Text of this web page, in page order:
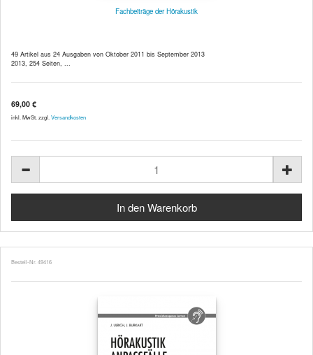
Fachbeiträge der Hörakustik
49 Artikel aus 24 Ausgaben von Oktober 2011 bis September 2013
2013, 254 Seiten, ...
69,00 €
inkl. MwSt. zzgl. Versandkosten
Bestell-Nr. 49416